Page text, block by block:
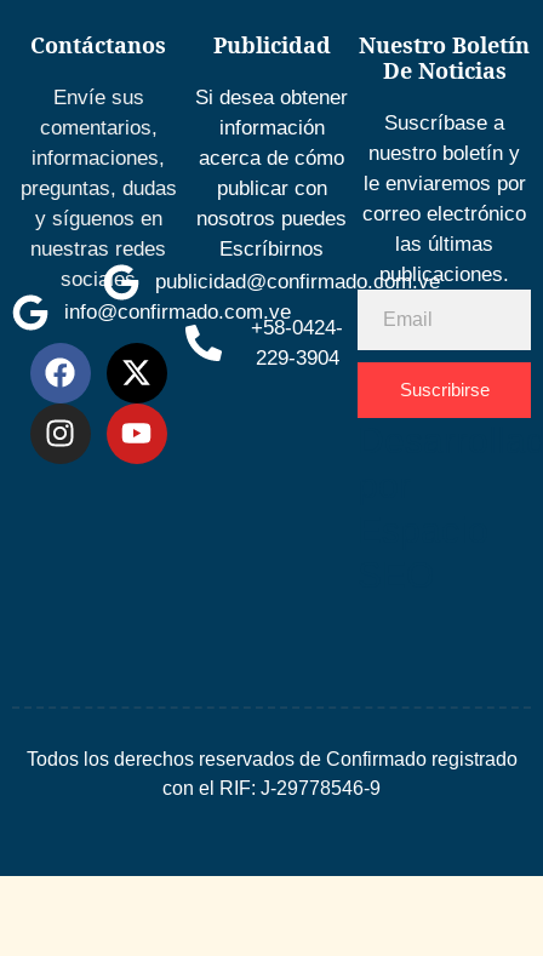
Contáctanos
Envíe sus
comentarios,
informaciones,
preguntas, dudas
y síguenos en
nuestras redes
sociales
info@confirmado.com.ve
Publicidad
Si desea obtener
información
acerca de cómo
publicar con
nosotros puedes
Escríbirnos
publicidad@confirmado.com.ve
+58-0424-
229-3904
Nuestro Boletín
De Noticias
Suscríbase a
nuestro boletín y
le enviaremos por
correo electrónico
las últimas
publicaciones.
Suscribirse
Todos los derechos reservados de Confirmado registrado
con el RIF: J-29778546-9